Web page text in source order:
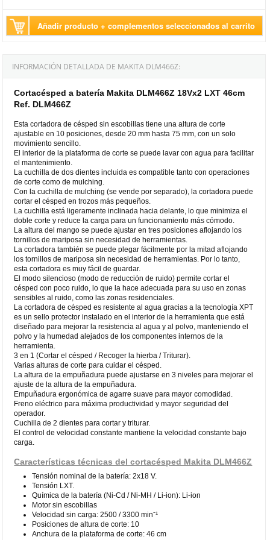
Añadir producto + complementos seleccionados al carrito
INFORMACIÓN DETALLADA DE MAKITA DLM466Z:
Cortacésped a batería Makita DLM466Z 18Vx2 LXT 46cm
Ref. DLM466Z
Esta cortadora de césped sin escobillas tiene una altura de corte
ajustable en 10 posiciones, desde 20 mm hasta 75 mm, con un solo
movimiento sencillo.
El interior de la plataforma de corte se puede lavar con agua para facilitar
el mantenimiento.
La cuchilla de dos dientes incluida es compatible tanto con operaciones
de corte como de mulching.
Con la cuchilla de mulching (se vende por separado), la cortadora puede
cortar el césped en trozos más pequeños.
La cuchilla está ligeramente inclinada hacia delante, lo que minimiza el
doble corte y reduce la carga para un funcionamiento más cómodo.
La altura del mango se puede ajustar en tres posiciones aflojando los
tornillos de mariposa sin necesidad de herramientas.
La cortadora también se puede plegar fácilmente por la mitad aflojando
los tornillos de mariposa sin necesidad de herramientas. Por lo tanto,
esta cortadora es muy fácil de guardar.
El modo silencioso (modo de reducción de ruido) permite cortar el
césped con poco ruido, lo que la hace adecuada para su uso en zonas
sensibles al ruido, como las zonas residenciales.
La cortadora de césped es resistente al agua gracias a la tecnología XPT
es un sello protector instalado en el interior de la herramienta que está
diseñado para mejorar la resistencia al agua y al polvo, manteniendo el
polvo y la humedad alejados de los componentes internos de la
herramienta.
3 en 1 (Cortar el césped / Recoger la hierba / Triturar).
Varias alturas de corte para cuidar el césped.
La altura de la empuñadura puede ajustarse en 3 niveles para mejorar el
ajuste de la altura de la empuñadura.
Empuñadura ergonómica de agarre suave para mayor comodidad.
Freno eléctrico para máxima productividad y mayor seguridad del
operador.
Cuchilla de 2 dientes para cortar y triturar.
El control de velocidad constante mantiene la velocidad constante bajo
carga.
Características técnicas del cortacésped Makita DLM466Z
Tensión nominal de la batería: 2x18 V.
Tensión LXT.
Química de la batería (Ni-Cd / Ni-MH / Li-ion): Li-ion
Motor sin escobillas
Velocidad sin carga: 2500 / 3300 min⁻¹
Posiciones de altura de corte: 10
Anchura de la plataforma de corte: 46 cm